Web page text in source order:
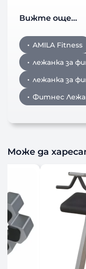
Вижте още…
AMILA Fitness
лежанка за
лежанка за
Фитнес
Може да